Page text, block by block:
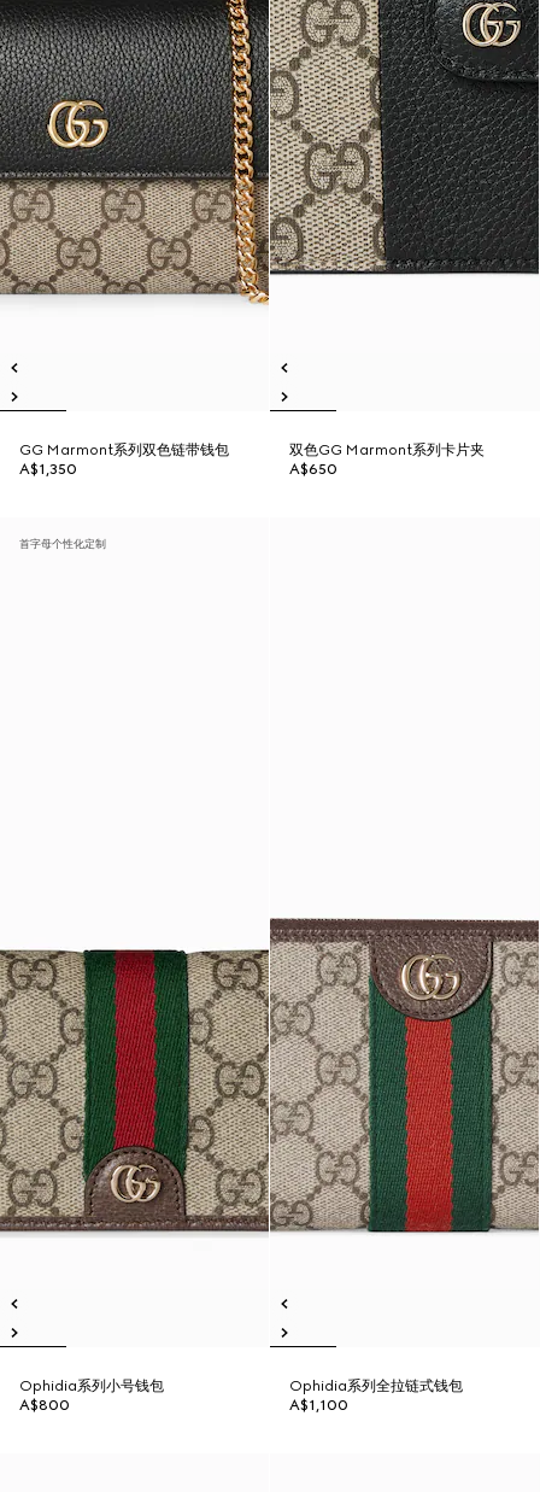
GG Marmont系列双色链带钱包
A$1,350
双色GG Marmont系列卡片夹
A$650
首字母个性化定制
Ophidia系列小号钱包
A$800
Ophidia系列全拉链式钱包
A$1,100